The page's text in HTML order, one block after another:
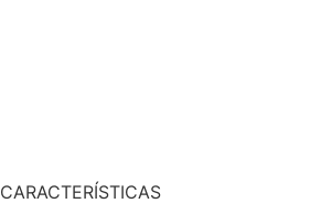
CARACTERÍSTICAS